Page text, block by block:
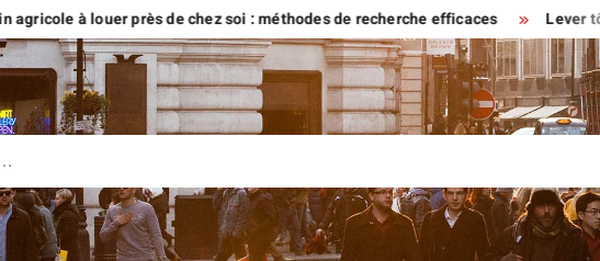
à louer près de chez soi : méthodes de recherche efficaces Lever tôt ou